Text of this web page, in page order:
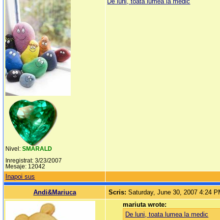
Nivel:SMARALD
Inregistrat: 3/23/2007
Mesaje: 12042
Inapoi sus
Andi&Mariuca Scris:Saturday, June 30, 2007 4:24
mariuta wrote:
De luni, toata lumea la medic